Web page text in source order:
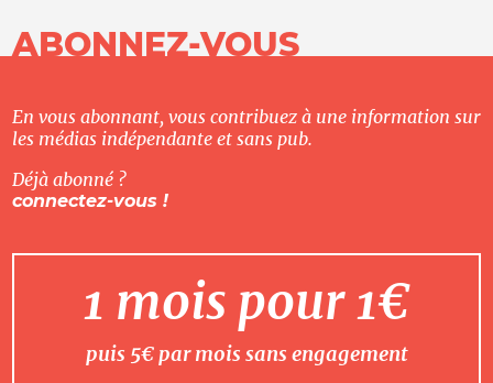
ABONNEZ-VOUS
En vous abonnant, vous contribuez à une information sur
les médias indépendante et sans pub.
Déjà abonné ?
connectez-vous !
1 mois pour 1€
puis 5€ par mois sans engagement